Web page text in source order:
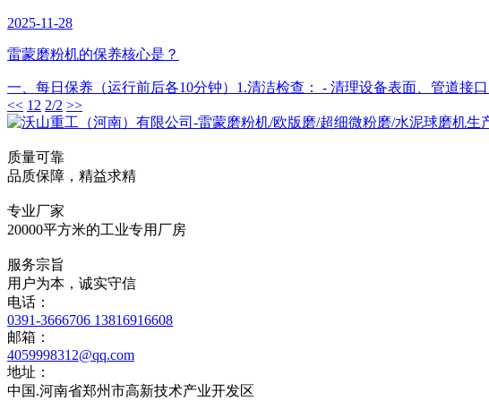
2025-11-28
雷蒙磨粉机的保养核心是？
一、每日保养（运行前后各10分钟）1.清洁检查： - 清理设备表面、管道接
<< 1 2 2/2 >>
质量可靠
品质保障，精益求精
专业厂家
20000平方米的工业专用厂房
服务宗旨
用户为本，诚实守信
电话：
0391-3666706 13816916608
邮箱：
4059998312@qq.com
地址：
中国.河南省郑州市高新技术产业开发区